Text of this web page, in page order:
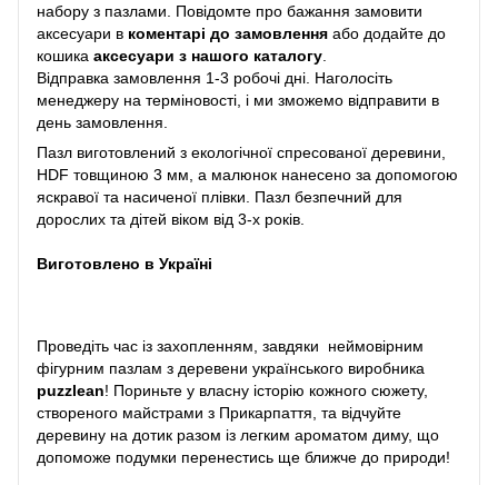
набору з пазлами. Повідомте про бажання замовити
аксесуари в коментарі до замовлення або додайте до
кошика аксесуари з нашого каталогу
Відправка замовлення 1-3 робочі дні. Наголосіть
менеджеру на терміновості, і ми зможемо відправити в
день замовлення.
Пазл виготовлений з екологічної спресованої деревини,
HDF товщиною 3 мм, а малюнок нанесено за допомогою
яскравої та насиченої плівки. Пазл безпечний для
дорослих та дітей віком від 3-х років.
Виготовлено в Україні
Проведіть час із захопленням, завдяки неймовірним
фігурним пазлам з деревени українського виробника
puzzlean! Пориньте у власну історію кожного сюжету,
створеного майстрами з Прикарпаття, та відчуйте
деревину на дотик разом із легким ароматом диму, що
допоможе подумки перенестись ще ближче до природи!